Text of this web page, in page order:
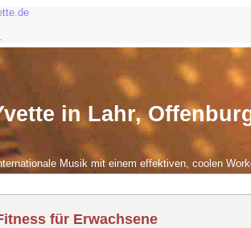
in Lahr,
Musik mit einem effektiven, coolen
für Erwachsene